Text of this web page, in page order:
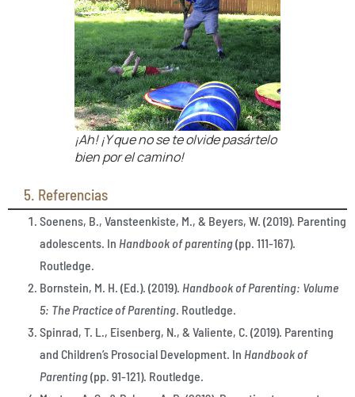
¡Ah! ¡Y que no se te olvide pasártelo
bien por el camino!
5. Referencias
Soenens, B., Vansteenkiste, M., & Beyers, W. (2019). Parenting
adolescents. In Handbook of parenting(pp. 111-167).
Routledge.
Bornstein, M. H. (Ed.). (2019). Handbook of Parenting: Volume
5: The Practice of Parenting. Routledge.
Spinrad, T. L., Eisenberg, N., & Valiente, C. (2019). Parenting
and Children’s Prosocial Development. In Handbook of
Parenting(pp. 91-121). Routledge.